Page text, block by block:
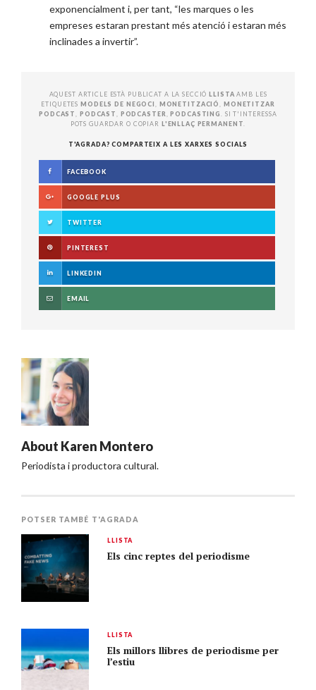
exponencialment i, per tant, “les marques o les
empreses estaran prestant més atenció i estaran més
inclinades a invertir”.
AQUEST ARTICLE ESTÀ PUBLICAT A LA SECCIÓLLISTA AMB LES
ETIQUETESMODELS DE NEGOCI MONETITZACIÓ
MONETITZAR
PODCAST
PODCAST PODCASTER ,PODCASTING
. SI T'INTERESSA
POTS GUARDAR O COPIAR L'ENLLAÇ PERMANENT
T'AGRADA? COMPARTEIX A LES XARXES SOCIALS
FACEBOOK
GOOGLE PLUS
TWITTER
PINTEREST
LINKEDIN
EMAIL
About Karen Montero
Periodista i productora cultural.
POTSER TAMBÉ T'AGRADA
LLISTA
Els cinc reptes del periodisme
LLISTA
Els millors llibres de periodisme per
l’estiu